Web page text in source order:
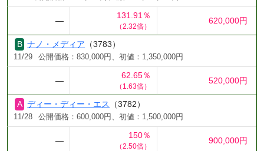
―
131.91％
（2.32倍）
620,000円
ナノ・メディア （3783）
11/29 公開価格：830,000円、初値：1,350,000円
―
62.65％
（1.63倍）
520,000円
ディー・ディー・エス （3782）
11/28 公開価格：600,000円、初値：1,500,000円
―
150％
（2.50倍）
900,000円